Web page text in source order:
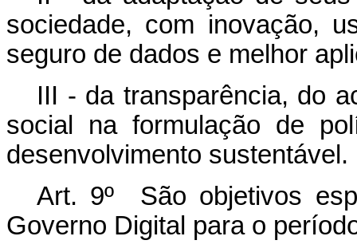
sociedade, com inovação,
seguro de dados e melhor
III - da transparência, do
social na formulação de
desenvolvimento sustentável.
Art. 9º São objetivos
Governo Digital para o